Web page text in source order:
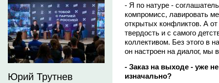
Юрий Трутнев
- Я по натуре -
компромисс, лавировать
открытых конфликтов. А
твердость и с самого
коллективом. Без этого в
он настроен на диалог, мы
- Заказ на выходе - уже
изначально?